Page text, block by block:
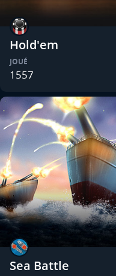
Hold'em
JOUÉ
1557
Sea Battle